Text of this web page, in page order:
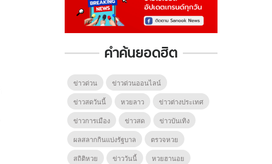
คำค้นยอดฮิต
ข่าวด่วน
ข่าวด่วนออนไลน์
ข่าวสดวันนี้
หวยลาว
ข่าวต่างประเทศ
ข่าวการเมือง
ข่าวสด
ข่าวบันเทิง
ผลสลากกินแบ่งรัฐบาล
ตรวจหวย
สถิติหวย
ข่าววันนี้ หวยฮานอย